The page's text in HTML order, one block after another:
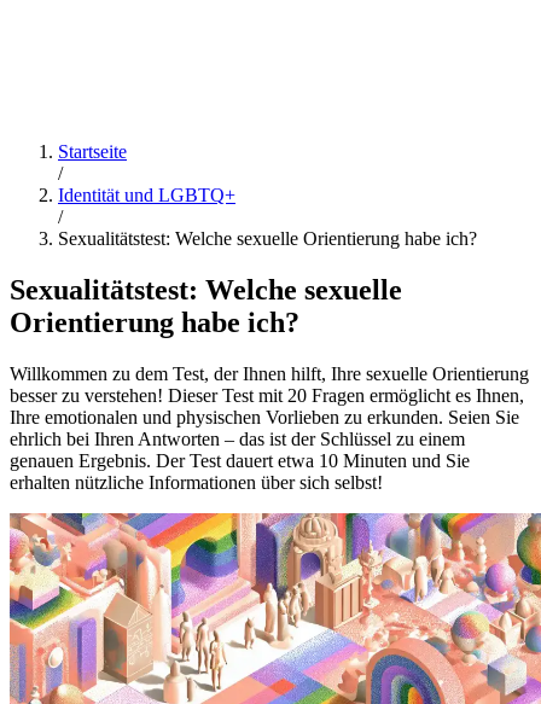
Startseite
/
Identität und LGBTQ+
/
Sexualitätstest: Welche sexuelle Orientierung habe ich?
Sexualitätstest: Welche sexuelle
Orientierung habe ich?
Willkommen zu dem Test, der Ihnen hilft, Ihre sexuelle Orientierung
besser zu verstehen! Dieser Test mit 20 Fragen ermöglicht es Ihnen,
Ihre emotionalen und physischen Vorlieben zu erkunden. Seien Sie
ehrlich bei Ihren Antworten – das ist der Schlüssel zu einem
genauen Ergebnis. Der Test dauert etwa 10 Minuten und Sie
erhalten nützliche Informationen über sich selbst!